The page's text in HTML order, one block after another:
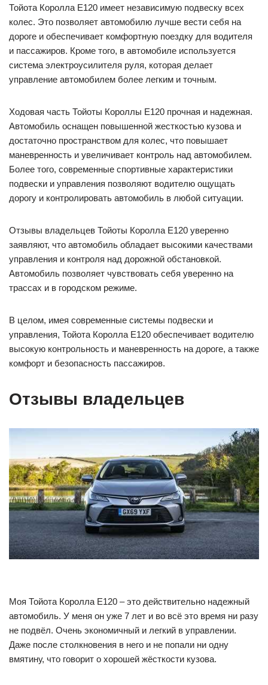
Тойота Королла Е120 имеет независимую подвеску всех
колес. Это позволяет автомобилю лучше вести себя на
дороге и обеспечивает комфортную поездку для водителя
и пассажиров. Кроме того, в автомобиле используется
система электроусилителя руля, которая делает
управление автомобилем более легким и точным.
Ходовая часть Тойоты Короллы Е120 прочная и надежная.
Автомобиль оснащен повышенной жесткостью кузова и
достаточно пространством для колес, что повышает
маневренность и увеличивает контроль над автомобилем.
Более того, современные спортивные характеристики
подвески и управления позволяют водителю ощущать
дорогу и контролировать автомобиль в любой ситуации.
Отзывы владельцев Тойоты Королла Е120 уверенно
заявляют, что автомобиль обладает высокими качествами
управления и контроля над дорожной обстановкой.
Автомобиль позволяет чувствовать себя уверенно на
трассах и в городском режиме.
В целом, имея современные системы подвески и
управления, Тойота Королла Е120 обеспечивает водителю
высокую контрольность и маневренность на дороге, а также
комфорт и безопасность пассажиров.
Отзывы владельцев
Моя Тойота Королла Е120 – это действительно надежный
автомобиль. У меня он уже 7 лет и во всё это время ни разу
не подвёл. Очень экономичный и легкий в управлении.
Даже после столкновения в него и не попали ни одну
вмятину, что говорит о хорошей жёсткости кузова.